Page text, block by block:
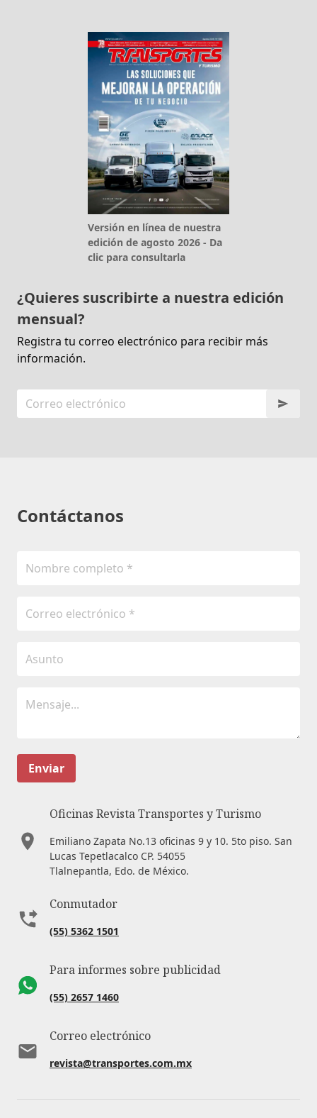
Versión en línea de nuestra
edición de agosto 2026 - Da
clic para consultarla
¿Quieres suscribirte a nuestra edición
mensual?
Registra tu correo electrónico para recibir más
información.
Contáctanos
Enviar
Oficinas Revista Transportes y Turismo
Emiliano Zapata No.13 oficinas 9 y 10. 5to piso. San
Lucas Tepetlacalco CP. 54055
Tlalnepantla, Edo. de México.
Conmutador
(55) 5362 1501
Para informes sobre publicidad
(55) 2657 1460
Correo electrónico
revista@transportes.com.mx